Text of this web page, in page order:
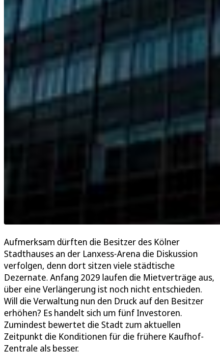
Aufmerksam dürften die Besitzer des Kölner
Stadthauses an der Lanxess-Arena die Diskussion
verfolgen, denn dort sitzen viele städtische
Dezernate. Anfang 2029 laufen die Mietverträge aus,
über eine Verlängerung ist noch nicht entschieden.
Will die Verwaltung nun den Druck auf den Besitzer
erhöhen? Es handelt sich um fünf Investoren.
Zumindest bewertet die Stadt zum aktuellen
Zeitpunkt die Konditionen für die frühere Kaufhof-
Zentrale als besser.